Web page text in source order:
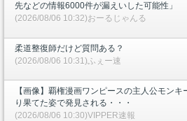
先などの情報6000件が漏えいした可能性」
(2026/08/06 10:32)おーるじゃんる
柔道整復師だけど質問ある？
(2026/08/06 10:31)ふぇー速
【画像】覇権漫画ワンピースの主人公モン
り果てた姿で発見される・・・
(2026/08/06 10:30)VIPPER速報